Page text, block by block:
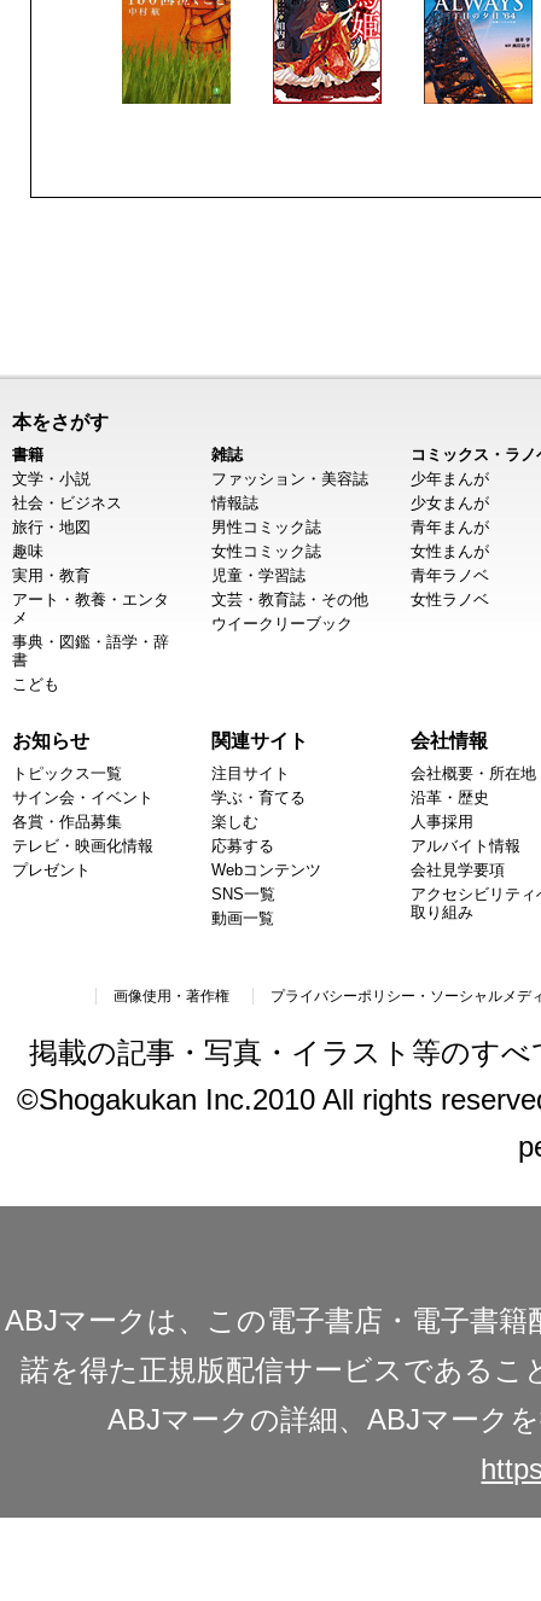
本をさがす
書籍
文学・小説
社会・ビジネス
旅行・地図
趣味
実用・教育
アート・教養・エンタ
メ
事典・図鑑・語学・辞
書
こども
雑誌
ファッション・美容誌
情報誌
男性コミック誌
女性コミック誌
児童・学習誌
文芸・教育誌・その他
ウイークリーブック
コミックス・ラノ
少年まんが
少女まんが
青年まんが
女性まんが
青年ラノベ
女性ラノベ
お知らせ
トピックス一覧
サイン会・イベント
各賞・作品募集
テレビ・映画化情報
プレゼント
関連サイト
注目サイト
学ぶ・育てる
楽しむ
応募する
Webコンテンツ
SNS一覧
動画一覧
会社情報
会社概要・所在地
沿革・歴史
人事採用
アルバイト情報
会社見学要項
アクセシビリティ
取り組み
画像使用・著作権 プライバシーポリシー・ソーシャルメデ
掲載の記事・写真・イラスト等のす
©Shogakukan Inc.2010 All rights
ABJマークは、この電子書店・電子書
諾を得た正規版配信サービスであるこ
ABJマークの詳細、ABJマーク